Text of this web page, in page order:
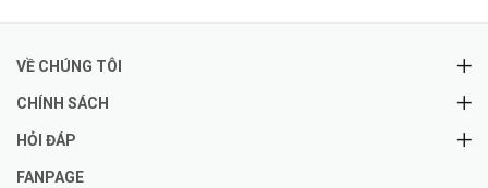
VỀ CHÚNG TÔI
CHÍNH SÁCH
HỎI ĐÁP
FANPAGE